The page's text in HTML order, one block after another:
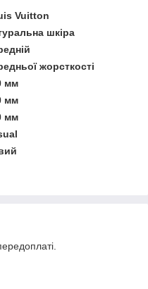
Vuitton
шкіра
жорсткості
мм
мм
мм